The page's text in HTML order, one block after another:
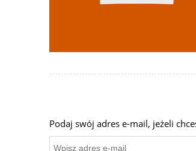
Podaj swój adres e-mail, jeżeli